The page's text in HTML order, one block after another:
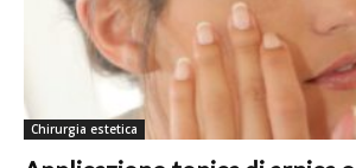
Chirurgia estetica